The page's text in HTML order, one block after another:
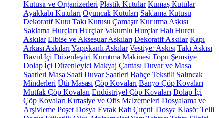
Kutusu ve Organizerleri Plastik Kutular Kumaş Kutular
Ayakkabı Kutuları Oyuncak Kutuları Saklama Kutusu
Dekoratif Kutu Takı Kutusu Çamaşır Kurutma Askısı
Saklama Hurçları Hurçlar Vakumlu Hurçlar Halı Hurcu
Askılar Elbise ve Aksesuar Askıları Dekoratif Askılar Kapı
Arkası Askıları Yapışkanlı Askılar Vestiyer Askısı Takı Askısı
Bavul İçi Düzenleyici Kurutma Makinesi Topu Şemsiye
Dolap İçi Düzenleyici Makyaj Çantası Duvar ve Masa
Saatleri Masa Saati Duvar Saatleri Bahçe Tekstili Salıncak
Minderleri Ütü Masası Çöp Kovaları Banyo Çöp Kovaları
Mutfak Çöp Kovaları Endüstriyel Çöp Kovaları Dolap İçi
Çöp Kovaları Kırtasiye ve Ofis Malzemeleri Dosyalama ve
Arşivleme Poşet Dosya Evrak Rafı Çıtçıtlı Dosya Klasör Telli